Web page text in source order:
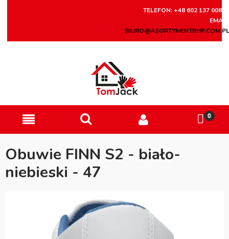
TELEFON: +48 602 137 008
EMAIL:
BIURO@ASORTYMENTBHP.COM.PL
Obuwie FINN S2 - biało-
niebieski - 47